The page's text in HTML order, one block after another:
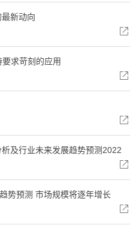
新动向
求苛刻的应用
及行业未来发展趋势预测2022
势预测 市场规模将逐年增长